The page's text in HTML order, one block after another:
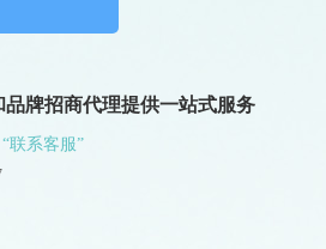
牌招商代理提供一站式服务
“联系客服”